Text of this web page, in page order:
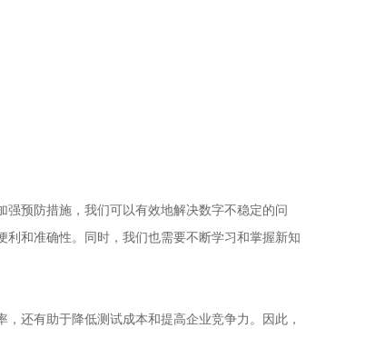
预防措施，我们可以有效地解决数字不稳定的问
和准确性。同时，我们也需要不断学习和掌握新知
还有助于降低测试成本和提高企业竞争力。因此，